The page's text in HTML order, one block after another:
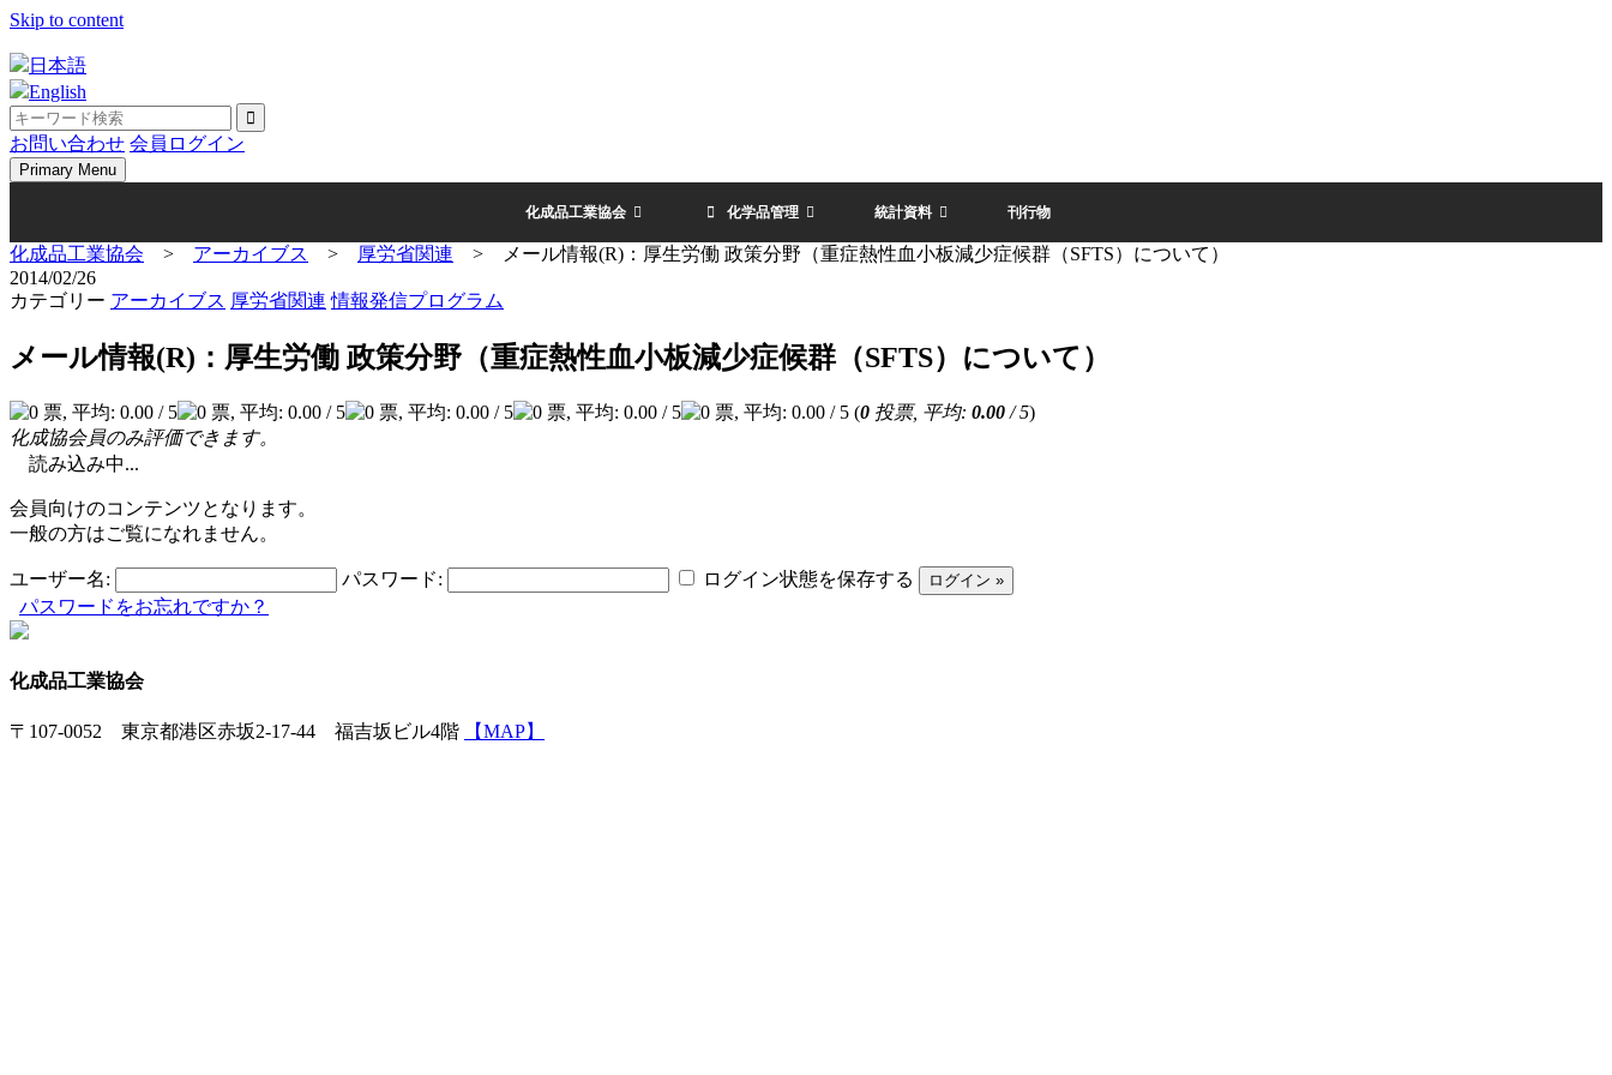
Skip to content
日本語
English
お問い合わせ 会員ログイン
Primary Menu
化成品工業協会 化学品管理 統計資料 刊行物
化成品工業協会 > アーカイブス > 厚労省関連 >
メール情報(R)：厚生労働 政策分野（重症熱性血小板減少症候群（SFTS）について）
2014/02/26
カテゴリー アーカイブス 厚労省関連 情報発信プログラム
メール情報(R)：厚生労働 政策分野（重症熱性血小板減少症候群（SFTS）について）
(0 投票, 平均: 0.00 / 5)
化成協会員のみ評価できます。
読み込み中...
会員向けのコンテンツとなります。
一般の方はご覧になれません。
ユーザー名: パスワード:
ログイン状態を保存する
パスワードをお忘れですか？
化成品工業協会
〒107-0052 東京都港区赤坂2-17-44 福吉坂ビル4階 【MAP】